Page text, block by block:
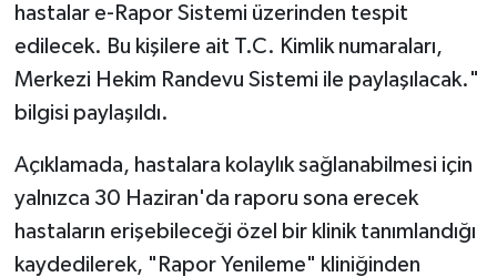
hastalar e-Rapor Sistemi üzerinden tespit
edilecek. Bu kişilere ait T.C. Kimlik numaraları,
Merkezi Hekim Randevu Sistemi ile paylaşılacak."
bilgisi paylaşıldı.
Açıklamada, hastalara kolaylık sağlanabilmesi için
yalnızca 30 Haziran'da raporu sona erecek
hastaların erişebileceği özel bir klinik tanımlandığı
kaydedilerek, "Rapor Yenileme" kliniğinden